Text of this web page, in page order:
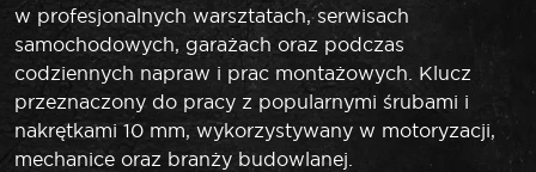
w profesjonalnych warsztatach, serwisach
samochodowych, garażach oraz podczas
codziennych napraw i prac montażowych. Klucz
przeznaczony do pracy z popularnymi śrubami i
nakrętkami 10 mm, wykorzystywany w motoryzacji,
mechanice oraz branży budowlanej.